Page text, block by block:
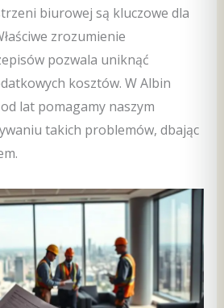
biurowej są kluczowe dla
zrozumienie
pozwala uniknąć
kosztów. W Albin
lat pomagamy naszym
takich problemów, dbając